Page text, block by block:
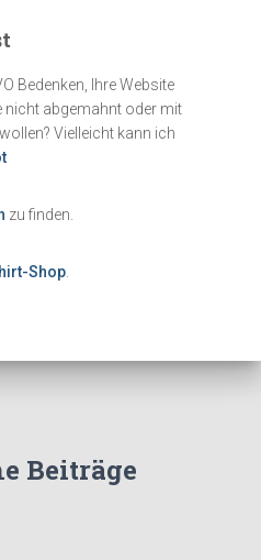
Bedenken, Ihre Website
nicht abgemahnt oder mit
Vielleicht kann ich
zu finden.
Shop
Beiträge